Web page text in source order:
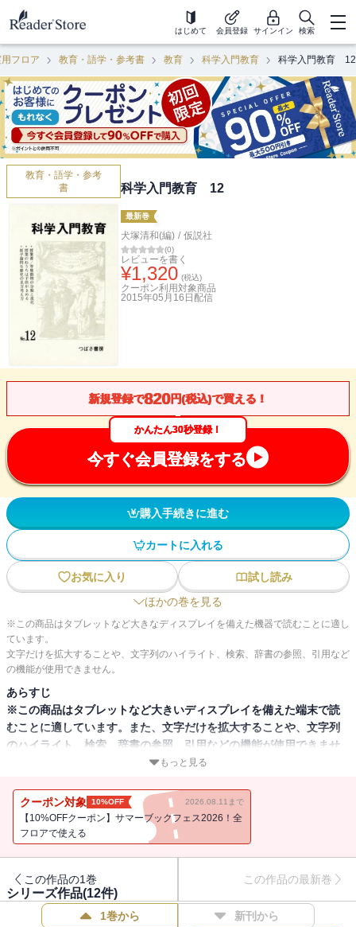
はじめて 会員登録 サインイン 検索
フロア 教育・語学・参考書 教育 科学入門教育 科学入門教育 12
教育・語学・参考
書
科学入門教育 12
最新巻
犬塚清和(編) / 仮説社
(0)
レビューを書く
¥1,320 (税込)
クーポン利用対象商品
2015年05月16日 配信
新規登録で820円(税込)で買える！
かんたん30秒登録！
今すぐ会員登録をする
購入手続きに進む
カートに入れる
お気に入り
試し読み
ほかの巻を見る
※この商品はタブレットなど大きなディスプレイを備えた機器で読むことに適し
ています。
文字だけを拡大することや、文字列のハイライト、検索、辞書の参照、引用など
の機能が使用できません。
あらすじ
※この商品はタブレットなど大きいディスプレイを備えた端末で読
むことに適しています。また、文字だけを拡大することや、文字列
のハイライト、検索、辞書の参照、引用などの機能が使用できませ
授業科学研究の多様化の一方で，基本的なことを考える必要がある
のではないだろうか。原点に視点をすえて仮説実験授業を問い直す
研究誌。
だ 西川浩司・板倉聖宣他/生き方はちがっても大事にするものが同
じ人 シスター・ベアトリス/つきあげるような衝動のままに生きる
ことの大切さ 西川浩司/授業記録をはったら論文になった 永田浩
もっと見る
クーポン対象 10%OFF 2026.08.11まで
【10%OFFクーポン】サマーブックフェス2026！全
フロアで使える
この作品の1巻 この作品の最新巻
シリーズ作品(12件)
1巻から 新刊から